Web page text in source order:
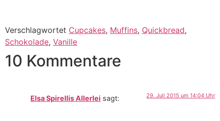
Verschlagwortet Cupcakes, Muffins, Quickbread,
Schokolade, Vanille
10 Kommentare
Elsa Spirellis Allerlei sagt: 29. Juli 2015 um 14:04 Uhr